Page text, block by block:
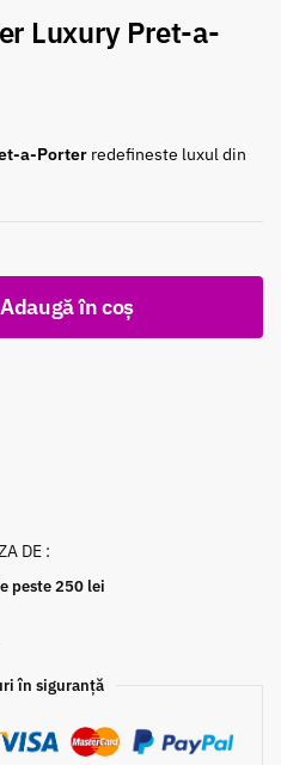
Luxury Pret-a-
a-Porter redefineste luxul din
Adaugă în coș
DE :
peste 250 lei
în siguranță